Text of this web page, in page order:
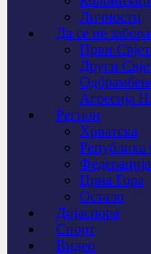
Личности
Да се не
Први
Други
Агресија
Регион
Хрватска
Република
Црна Гора
Остало
Дијаспора
Спорт
Видео